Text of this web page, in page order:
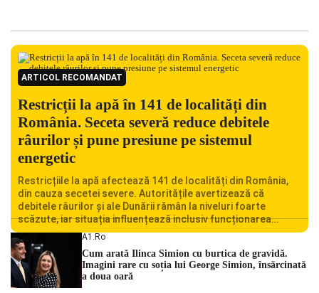
ARTICOL RECOMANDAT
Restricții la apă în 141 de localități din
România. Seceta severă reduce debitele
râurilor și pune presiune pe sistemul
energetic
Restricțiile la apă afectează 141 de localități din România,
din cauza secetei severe. Autoritățile avertizează că
debitele râurilor și ale Dunării rămân la niveluri foarte
scăzute, iar situația influențează inclusiv funcționarea
Centralei Nucleare de la Cernavodă. România se confruntă
cu una dintre cele mai dificile perioade din punct de vedere
hidrologic din ultimii ani. Lipsa […]
A1.ro
Cum arată Ilinca Simion cu burtica de gravidă.
Imagini rare cu soția lui George Simion, însărcinată
a doua oară